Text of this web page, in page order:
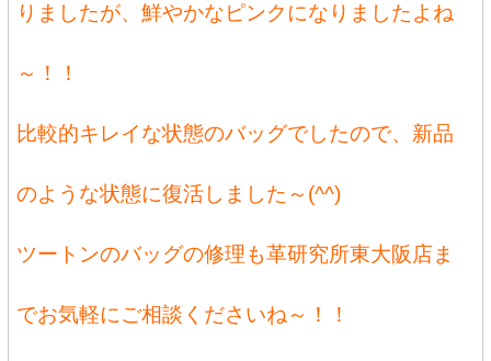
りましたが、鮮やかなピンクになりましたよね
～！！
比較的キレイな状態のバッグでしたので、新品
のような状態に復活しました～(^^)
ツートンのバッグの修理も革研究所東大阪店ま
でお気軽にご相談くださいね～！！